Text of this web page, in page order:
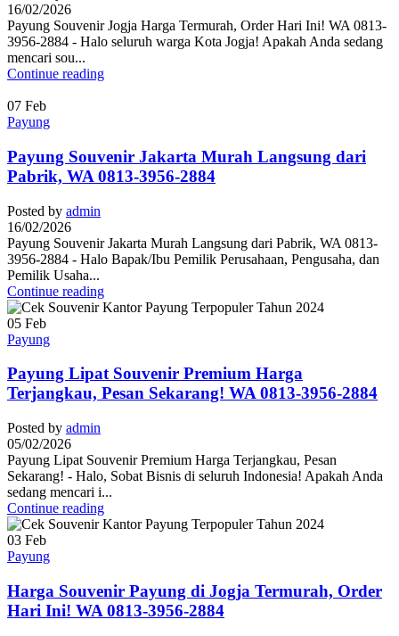
16/02/2026
Payung Souvenir Jogja Harga Termurah, Order Hari Ini! WA 0813-
3956-2884 - Halo seluruh warga Kota Jogja! Apakah Anda sedang
mencari sou...
Continue reading
07 Feb
Payung
Payung Souvenir Jakarta Murah Langsung dari
Pabrik, WA 0813-3956-2884
Posted by admin
16/02/2026
Payung Souvenir Jakarta Murah Langsung dari Pabrik, WA 0813-
3956-2884 - Halo Bapak/Ibu Pemilik Perusahaan, Pengusaha, dan
Pemilik Usaha...
Continue reading
05 Feb
Payung
Payung Lipat Souvenir Premium Harga
Terjangkau, Pesan Sekarang! WA 0813-3956-2884
Posted by admin
05/02/2026
Payung Lipat Souvenir Premium Harga Terjangkau, Pesan
Sekarang! - Halo, Sobat Bisnis di seluruh Indonesia! Apakah Anda
sedang mencari i...
Continue reading
03 Feb
Payung
Harga Souvenir Payung di Jogja Termurah, Order
Hari Ini! WA 0813-3956-2884